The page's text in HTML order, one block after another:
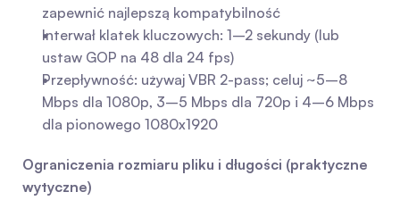
zapewnić najlepszą kompatybilność
Interwał klatek kluczowych: 1–2 sekundy (lub
ustaw GOP na 48 dla 24 fps)
Przepływność: używaj VBR 2-pass; celuj ~5–8
Mbps dla 1080p, 3–5 Mbps dla 720p i 4–6 Mbps
dla pionowego 1080x1920
Ograniczenia rozmiaru pliku i długości (praktyczne
wytyczne)